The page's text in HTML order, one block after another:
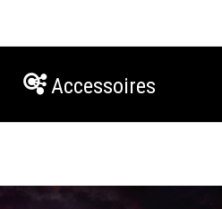
Accessoires